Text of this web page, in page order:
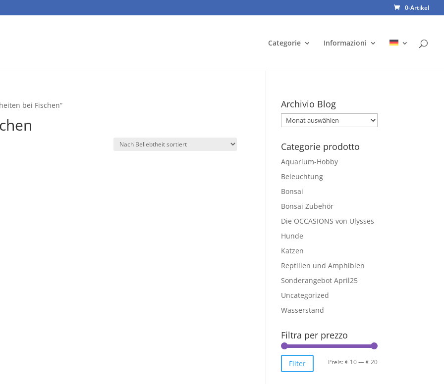
0-Artikel
Categorie Informazioni
bei Fischen“ Archivio Blog
Archivio
Blog
Categorie prodotto
Aquarium-Hobby
Beleuchtung
Bonsai
Bonsai Zubehör
Die OCCASIONS von Ulysses
Hunde
Katzen
Reptilien und Amphibien
Sonderangebot April25
Uncategorized
Wasserstand
Filtra per prezzo
Min.
Max.
Filter Preis:€ 10—€ 20